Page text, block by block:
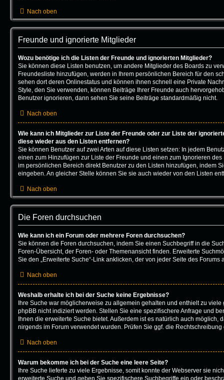
Nach oben
Freunde und ignorierte Mitglieder
Wozu benötige ich die Listen der Freunde und ignorierten Mitglieder?
Sie können diese Listen benutzen, um andere Mitglieder des Boards zu
Freundesliste hinzufügen, werden in Ihrem persönlichen Bereich für den
sehen dort deren Onlinestatus und können ihnen schnell eine Private
Style, den Sie verwenden, können Beiträge Ihrer Freunde auch
Benutzer ignorieren, dann sehen Sie seine Beiträge standardmäßig nicht.
Nach oben
Wie kann ich Mitglieder zur Liste der Freunde oder zur Liste der
diese wieder aus den Listen entfernen?
Sie können Benutzer auf zwei Arten auf diese Listen setzen: In jedem
einen zum Hinzufügen zur Liste der Freunde und einen zum Ignorieren
im persönlichen Bereich direkt Benutzer zu den Listen hinzufügen, indem
eingeben. An gleicher Stelle können Sie sie auch wieder von den Listen
Nach oben
Die Foren durchsuchen
Wie kann ich ein Forum oder mehrere Foren durchsuchen?
Sie können die Foren durchsuchen, indem Sie einen Suchbegriff in die
Foren-Übersicht, der Foren- oder Themenansicht finden. Erweiterte
Sie den „Erweiterte Suche“-Link anklicken, der von jeder Seite des Forums
Nach oben
Weshalb erhalte ich bei der Suche keine Ergebnisse?
Ihre Suche war möglicherweise zu allgemein gehalten und enthielt zu viele
phpBB nicht indiziert werden. Stellen Sie eine spezifischere Anfrage und
Ihnen die erweiterte Suche bietet. Außerdem ist es natürlich auch möglich,
nirgends im Forum verwendet wurden. Prüfen Sie ggf. die Rechtschreibung
Nach oben
Warum bekomme ich bei der Suche eine leere Seite?
Ihre Suche lieferte zu viele Ergebnisse, somit konnte der Webserver sie
erweiterte Suche und geben Sie spezifischere Suchbegriffe ein oder